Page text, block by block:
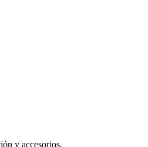
y accesorios.